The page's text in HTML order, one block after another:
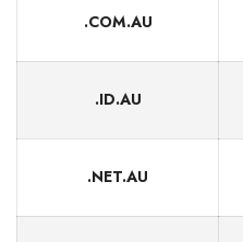
.COM.AU
.ID.AU
.NET.AU